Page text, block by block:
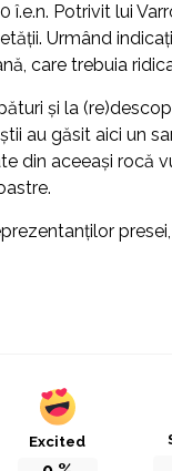
î.e.n. Potrivit lui
Urmând
care trebuia
şi la
au găsit aici un
din aceeaşi
Excited